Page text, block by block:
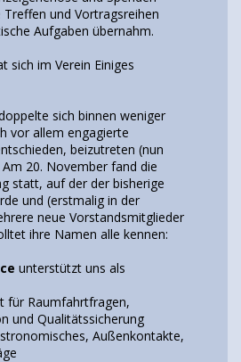
und Vortragsreihen
Aufgaben übernahm.
sich im Verein Einiges
sich binnen weniger
vor allem engagierte
beizutreten (nun
20. November fand die
statt, auf der der bisherige
und (erstmalig in der
neue Vorstandsmitglieder
ihre Namen alle kennen:
unterstützt uns als
für Raumfahrtfragen,
und Qualitätssicherung
Außenkontakte,